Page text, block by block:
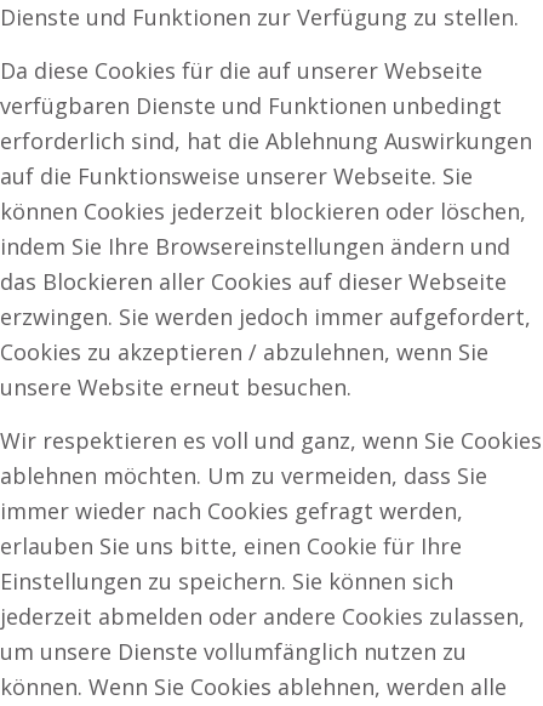
Dienste und Funktionen zur Verfügung zu stellen.
Da diese Cookies für die auf unserer Webseite
verfügbaren Dienste und Funktionen unbedingt
erforderlich sind, hat die Ablehnung Auswirkungen
auf die Funktionsweise unserer Webseite. Sie
können Cookies jederzeit blockieren oder löschen,
indem Sie Ihre Browsereinstellungen ändern und
das Blockieren aller Cookies auf dieser Webseite
erzwingen. Sie werden jedoch immer aufgefordert,
Cookies zu akzeptieren / abzulehnen, wenn Sie
unsere Website erneut besuchen.
Wir respektieren es voll und ganz, wenn Sie Cookies
ablehnen möchten. Um zu vermeiden, dass Sie
immer wieder nach Cookies gefragt werden,
erlauben Sie uns bitte, einen Cookie für Ihre
Einstellungen zu speichern. Sie können sich
jederzeit abmelden oder andere Cookies zulassen,
um unsere Dienste vollumfänglich nutzen zu
können. Wenn Sie Cookies ablehnen, werden alle